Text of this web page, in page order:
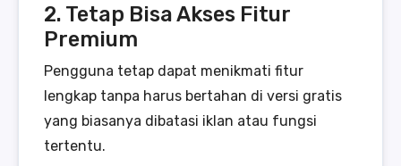
2. Tetap Bisa Akses Fitur
Premium
Pengguna tetap dapat menikmati fitur
lengkap tanpa harus bertahan di versi gratis
yang biasanya dibatasi iklan atau fungsi
tertentu.